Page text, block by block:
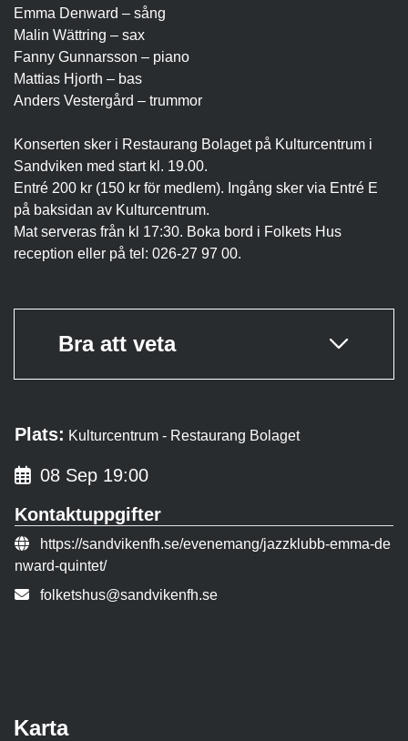
Emma Denward – sång
Malin Wättring – sax
Fanny Gunnarsson – piano
Mattias Hjorth – bas
Anders Vestergård – trummor
Konserten sker i Restaurang Bolaget på Kulturcentrum i
Sandviken med start kl. 19.00.
Entré 200 kr (150 kr för medlem). Ingång sker via Entré E
på baksidan av Kulturcentrum.
Mat serveras från kl 17:30. Boka bord i Folkets Hus
reception eller på tel: 026-27 97 00.
Bra att veta
Plats: Kulturcentrum - Restaurang Bolaget
08 Sep 19:00
Kontaktuppgifter
Evenemangslänk:
https://sandvikenfh.se/evenemang/jazzklubb-emma-de
nward-quintet/
E-post:
folketshus@sandvikenfh.se
Karta